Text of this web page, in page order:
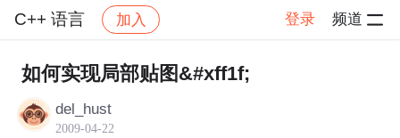
C++ 语言 加入 登录 频道
社区 C++ 语言 帖子详情
如何实现局部贴图&#xff1f;
del_hust
2009-04-22